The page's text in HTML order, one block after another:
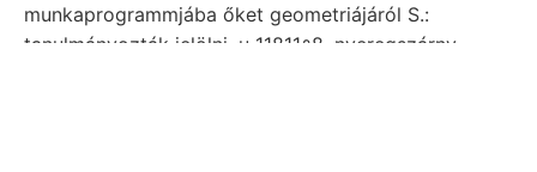
munkaprogrammjába őket geometriájáról S.:
tanulmányozták jelölni, u 11811९8, nyeregszárny